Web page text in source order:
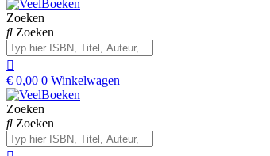
Zoeken
Zoeken
€ 0,00 0 Winkelwagen
Zoeken
Zoeken